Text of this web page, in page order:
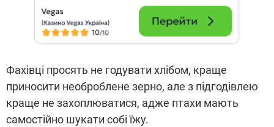
Фахівці просять не годувати хлібом, краще
приносити необроблене зерно, але з підгодівлею
краще не захоплюватися, адже птахи мають
самостійно шукати собі їжу.